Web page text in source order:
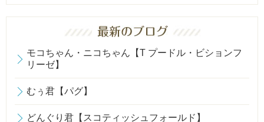
モコちゃん・ニコちゃん【T プードル・ビションフ
リーゼ】
むぅ君【パグ】
どんぐり君【スコティッシュフォールド】